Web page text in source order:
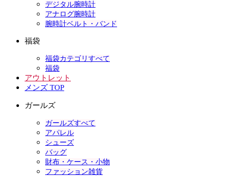
デジタル腕時計
アナログ腕時計
腕時計ベルト・バンド
福袋
福袋カテゴリすべて
福袋
アウトレット
メンズ TOP
ガールズ
ガールズすべて
アパレル
シューズ
バッグ
財布・ケース・小物
ファッション雑貨